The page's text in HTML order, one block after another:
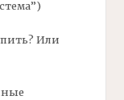
Или